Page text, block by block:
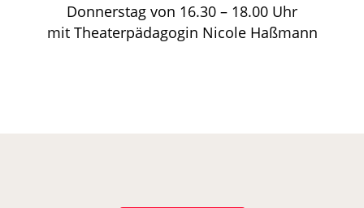
Donnerstag von 16.30 – 18.00 Uhr
mit Theaterpädagogin Nicole Haßmann